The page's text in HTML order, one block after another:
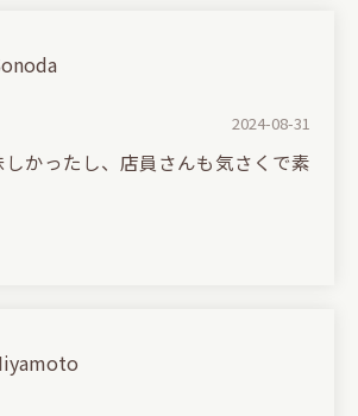
the entrance, and from there, take
floor.
members will make you delicious
bar located on Dogenzaka in
a friend's recommendation, and
also excellent! It's incredibly
2024-08-31
かったし、店員さんも気さくで素